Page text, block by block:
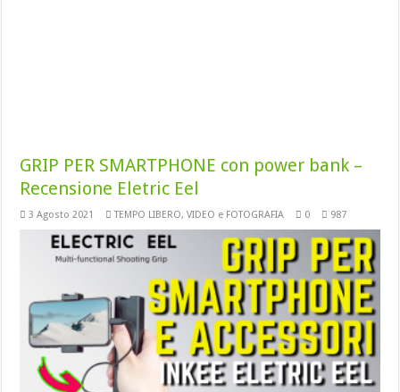
GRIP PER SMARTPHONE con power bank –
Recensione Eletric Eel
3 Agosto 2021 TEMPO LIBERO,VIDEO e FOTOGRAFIA 0 987